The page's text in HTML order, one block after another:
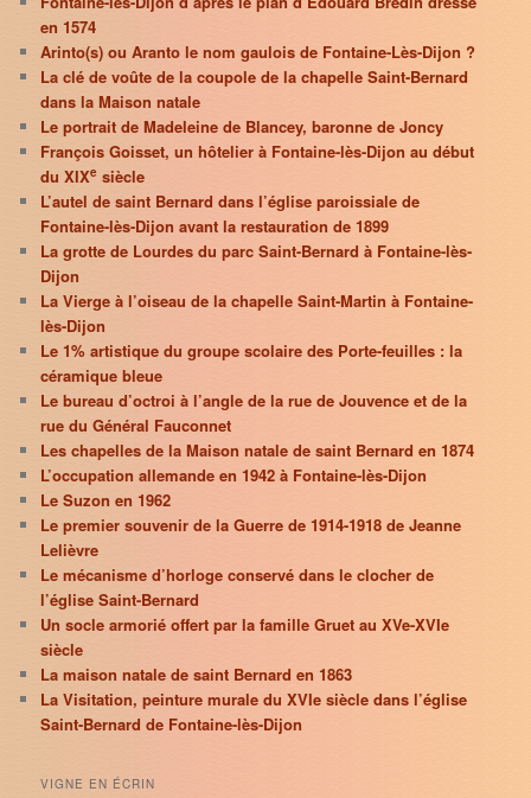
en 1574
Arinto(s) ou Aranto le nom gaulois de Fontaine-Lès-Dijon ?
La clé de voûte de la coupole de la chapelle Saint-Bernard
dans la Maison natale
Le portrait de Madeleine de Blancey, baronne de Joncy
François Goisset, un hôtelier à Fontaine-lès-Dijon au début
du XIXe siècle
L’autel de saint Bernard dans l’église paroissiale de
Fontaine-lès-Dijon avant la restauration de 1899
La grotte de Lourdes du parc Saint-Bernard à Fontaine-lès-
Dijon
La Vierge à l’oiseau de la chapelle Saint-Martin à Fontaine-
lès-Dijon
Le 1% artistique du groupe scolaire des Porte-feuilles : la
céramique bleue
Le bureau d’octroi à l’angle de la rue de Jouvence et de la
rue du Général Fauconnet
Les chapelles de la Maison natale de saint Bernard en 1874
L’occupation allemande en 1942 à Fontaine-lès-Dijon
Le Suzon en 1962
Le premier souvenir de la Guerre de 1914-1918 de Jeanne
Lelièvre
Le mécanisme d’horloge conservé dans le clocher de
l’église Saint-Bernard
Un socle armorié offert par la famille Gruet au XVe-XVIe
siècle
La maison natale de saint Bernard en 1863
La Visitation, peinture murale du XVIe siècle dans l’église
Saint-Bernard de Fontaine-lès-Dijon
VIGNE EN ÉCRIN